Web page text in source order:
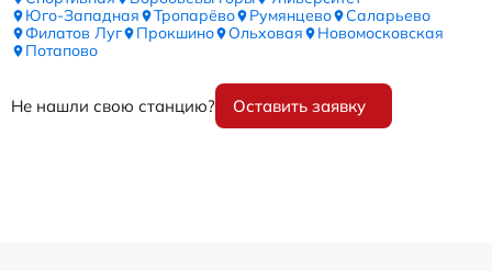
Юго-Западная
Тропарёво Румянцево
Саларьево
Филатов Луг
Прокшино Ольховая
Новомосковская
Потапово
Не нашли свою станцию? Оставить заявку